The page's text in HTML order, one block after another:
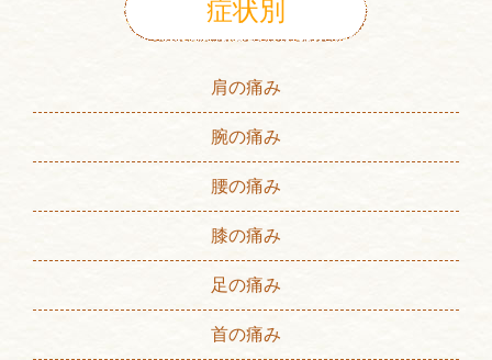
症状別
肩の痛み
腕の痛み
腰の痛み
膝の痛み
足の痛み
首の痛み